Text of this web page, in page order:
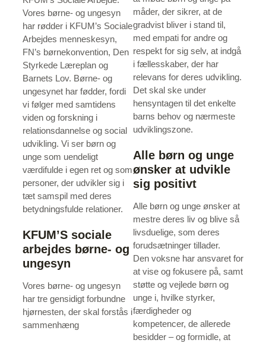
Vores børne- og ungesyn
har rødder i KFUM’s Sociale
Arbejdes menneskesyn,
FN’s børnekonvention, Den
Styrkede Læreplan og
Barnets Lov. Børne- og
ungesynet har fødder, fordi
vi følger med samtidens
viden og forskning i
relationsdannelse og social
udvikling. Vi ser børn og
unge som uendeligt
værdifulde i egen ret og som
personer, der udvikler sig i
tæt samspil med deres
betydningsfulde relationer.
KFUM’S sociale
arbejdes børne- og
ungesyn
Vores børne- og ungesyn
har tre gensidigt forbundne
hjørnesten, der skal forstås i
sammenhæng
måder, der sikrer, at de
gradvist bliver i stand til,
med empati for andre og
respekt for sig selv, at indgå
i fællesskaber, der har
relevans for deres udvikling.
Det skal ske under
hensyntagen til det enkelte
barns behov og nærmeste
udviklingszone.
Alle børn og unge
ønsker at udvikle
sig positivt
Alle børn og unge ønsker at
mestre deres liv og blive så
livsduelige, som deres
forudsætninger tillader.
Den voksne har ansvaret for
at vise og fokusere på, samt
støtte og vejlede børn og
unge i, hvilke styrker,
færdigheder og
kompetencer, de allerede
besidder – og formidle, at